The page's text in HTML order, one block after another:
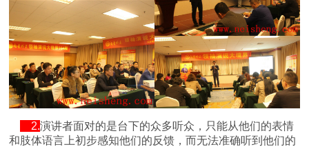
2.演讲者面对的是台下的众多听众，只能从他们的表情
和肢体语言上初步感知他们的反馈，而无法准确听到他们的